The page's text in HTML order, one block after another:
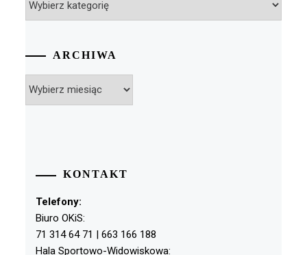
ARCHIWA
KONTAKT
Telefony:
Biuro OKiS:
71 314 64 71 | 663 166 188
Hala Sportowo-Widowiskowa: